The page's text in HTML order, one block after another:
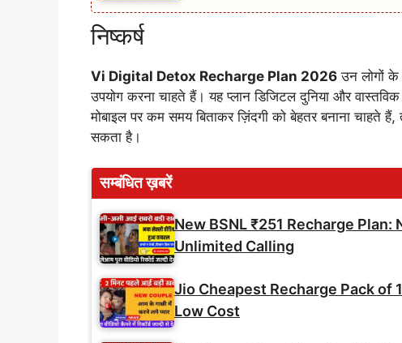
निष्कर्ष
Vi Digital Detox Recharge Plan 2026 उन लोगों के
उपयोग करना चाहते हैं। यह प्लान डिजिटल दुनिया और
मोबाइल पर कम समय बिताकर ज़िंदगी को बेहतर बनाना चाहते
सकता है।
सम्बंधित ख़बरें
New BSNL ₹251 Recharge
Unlimited Calling
Jio Cheapest Recharge Pack of
Low Cost